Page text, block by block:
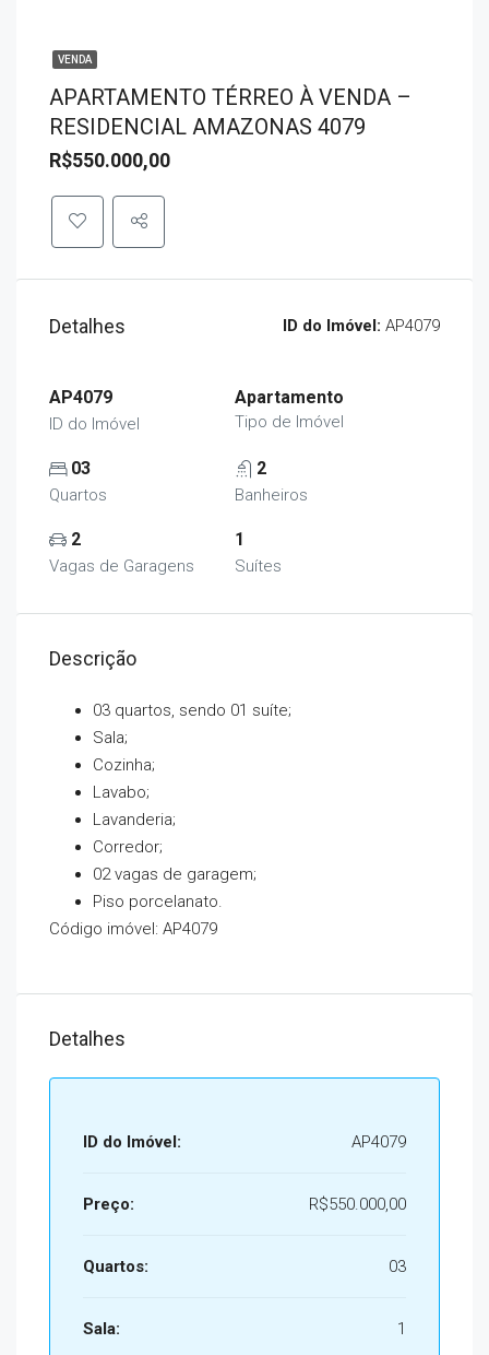
VENDA
APARTAMENTO TÉRREO À VENDA –
RESIDENCIAL AMAZONAS 4079
R$550.000,00
Detalhes ID do Imóvel: AP4079
AP4079
ID do Imóvel
Apartamento
Tipo de Imóvel
03
Quartos
2
Banheiros
2
Vagas de Garagens
1
Suítes
Descrição
03 quartos, sendo 01 suíte;
Sala;
Cozinha;
Lavabo;
Lavanderia;
Corredor;
02 vagas de garagem;
Piso porcelanato.
Código imóvel: AP4079
Detalhes
ID do Imóvel: AP4079
Preço: R$550.000,00
Quartos: 03
Sala: 1